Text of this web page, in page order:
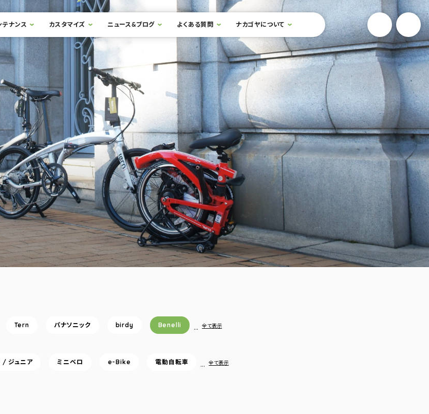
テナンス カスタマイズ ニュース&ブログ よくある質問 ナカゴヤについて 検索フォームを開閉する YouTube
Tern パナソニック birdy Benelli … 全て表示
/ ジュニア ミニベロ e-Bike 電動自転車 … 全て表示